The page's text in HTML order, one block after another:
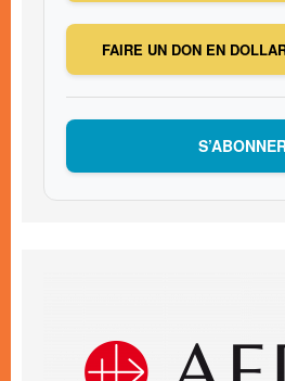
FAIRE UN DON EN